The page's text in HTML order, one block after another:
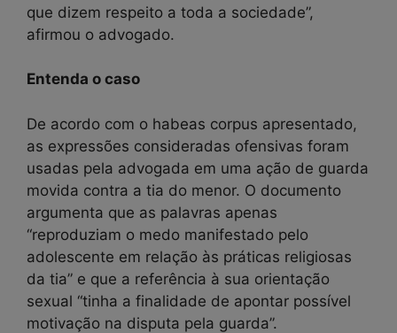
que dizem respeito a toda a sociedade”,
afirmou o advogado.
Entenda o caso
De acordo com o habeas corpus apresentado,
as expressões consideradas ofensivas foram
usadas pela advogada em uma ação de guarda
movida contra a tia do menor. O documento
argumenta que as palavras apenas
“reproduziam o medo manifestado pelo
adolescente em relação às práticas religiosas
da tia” e que a referência à sua orientação
sexual “tinha a finalidade de apontar possível
motivação na disputa pela guarda”.